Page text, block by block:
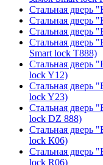
Стальная дверь
Стальная дверь
Стальная дверь
Стальная дверь
Smart lock T888)
Стальная дверь
lock Y12)
Стальная дверь
lock Y23)
Стальная дверь
lock DZ 888)
Стальная дверь
lock К06)
Стальная дверь
lock R06)